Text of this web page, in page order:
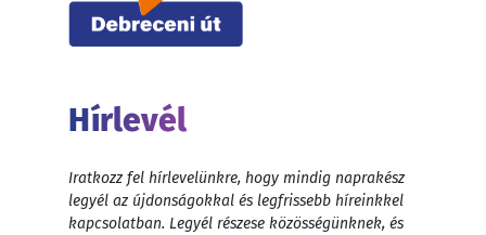
Hírlevél
Iratkozz fel hírlevelünkre, hogy mindig naprakész
legyél az újdonságokkal és legfrissebb híreinkkel
kapcsolatban. Legyél részese közösségünknek, és